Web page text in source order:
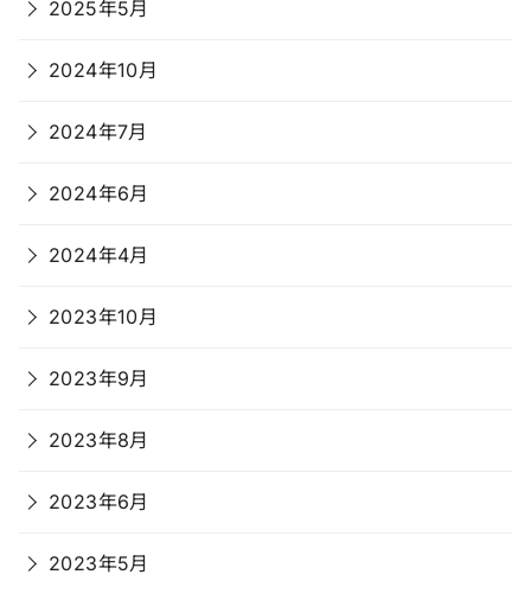
2025年5月
2024年10月
2024年7月
2024年6月
2024年4月
2023年10月
2023年9月
2023年8月
2023年6月
2023年5月